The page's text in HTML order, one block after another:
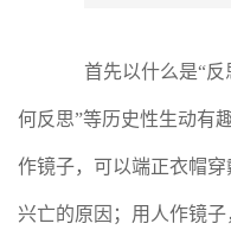
首先以什么是“反
何反思”等历史性生动有
作镜子，可以端正衣帽
兴亡的原因；用人作镜